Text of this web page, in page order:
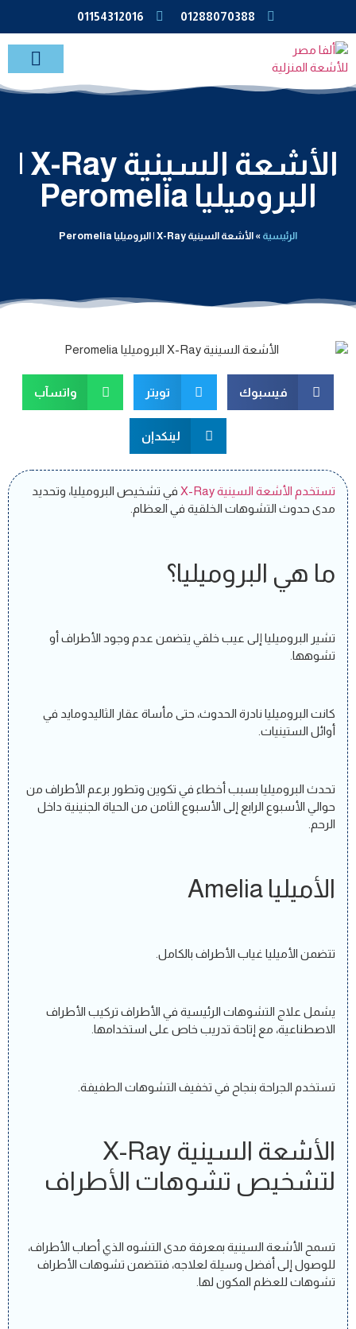
01288070388
01154312016
الأشعة السينية X-Ray |
البروميليا Peromelia
الرئيسية » الأشعة السينية X-Ray | البروميليا Peromelia
فيسبوك تويتر واتسآب
لينكدإن
تستخدم الأشعة السينية X-Ray
في تشخيص البروميليا، وتحديد
مدى حدوث التشوهات الخلقية في العظام.
ما هي البروميليا؟
تشير البروميليا إلى عيب خلقي يتضمن عدم وجود الأطراف أو
تشوهها.
كانت البروميليا نادرة الحدوث، حتى مأساة عقار الثاليدومايد في
أوائل الستينيات.
تحدث البروميليا بسبب أخطاء في تكوين وتطور برعم الأطراف من
حوالي الأسبوع الرابع إلى الأسبوع الثامن من الحياة الجنينية داخل
الرحم.
الأميليا Amelia
تتضمن الأميليا غياب الأطراف بالكامل.
يشمل علاج التشوهات الرئيسية في الأطراف تركيب الأطراف
الاصطناعية، مع إتاحة تدريب خاص على استخدامها.
تستخدم الجراحة بنجاح في تخفيف التشوهات الطفيفة.
الأشعة السينية X-Ray
لتشخيص تشوهات الأطراف
تسمح الأشعة السينية بمعرفة مدى التشوه الذي أصاب الأطراف،
للوصول إلى أفضل وسيلة لعلاجه، فتتضمن تشوهات الأطراف
تشوهات للعظم المكون لها.